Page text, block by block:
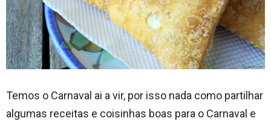
Temos o Carnaval ai a vir, por isso nada como partilhar
algumas receitas e coisinhas boas para o Carnaval e